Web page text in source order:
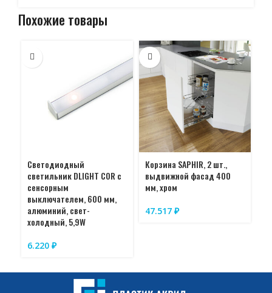
Похожие товары
Светодиодный
светильник DLIGHT COR с
сенсорным
выключателем, 600 мм,
алюминий, свет-
холодный, 5,9W
6.220 ₽
Корзина SAPHIR, 2 шт.,
выдвижной фасад 400
мм, хром
47.517 ₽